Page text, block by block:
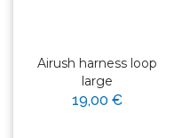
Airush harness loop
large
19,00 €